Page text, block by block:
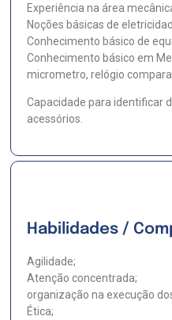
Experiência na área
Noções básicas de
Conhecimento básico de
Conhecimento básico em
micrometro, relógio
Capacidade para identificar
acessórios.
Habilidades /
Agilidade;
Atenção concentrada;
organização na execução
Ética;